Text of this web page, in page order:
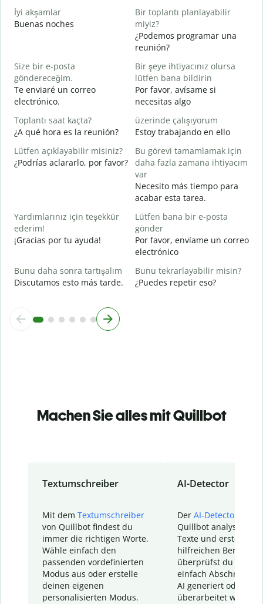
İyi akşamlar
Buenas noches
Bir toplantı planlayabilir
miyiz?
¿Podemos programar una
reunión?
Size bir e-posta
göndereceğim.
Te enviaré un correo
electrónico.
Bir şeye ihtiyacınız olursa
lütfen bana bildirin
Por favor, avísame si
necesitas algo
Toplantı saat kaçta?
¿A qué hora es la reunión?
üzerinde çalışıyorum
Estoy trabajando en ello
Lütfen açıklayabilir misiniz?
¿Podrías aclararlo, por favor?
Bu görevi tamamlamak için
daha fazla zamana ihtiyacım
var
Necesito más tiempo para
acabar esta tarea.
Yardımlarınız için teşekkür
ederim!
¡Gracias por tu ayuda!
Lütfen bana bir e-posta
gönder
Por favor, envíame un correo
electrónico
Bunu daha sonra tartışalım
Discutamos esto más tarde.
Bunu tekrarlayabilir misin?
¿Puedes repetir eso?
Machen Sie alles mit Quillbot
Textumschreiber
Mit dem Textumschreiber
von Quillbot findest du
immer die richtigen Worte.
Wähle einfach den
passenden vordefinierten
Modus aus oder erstelle
deinen eigenen
personalisierten Modus.
AI-Detector
Der AI-Detector
Quillbot analysiert
Texte und erstellt
hilfreichen Bericht.
überprüfst du
einfach Abschnitte,
AI generiert oder
überarbeitet wurden.